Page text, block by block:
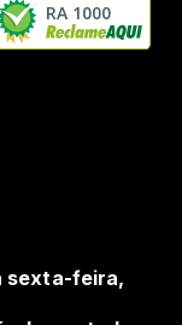
RA 1000
sexta-feira,